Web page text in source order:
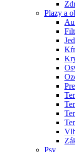
Plazy a
Psy